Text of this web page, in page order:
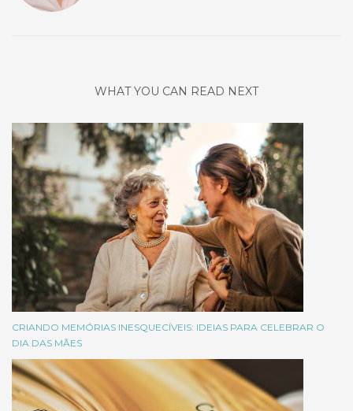
WHAT YOU CAN READ NEXT
CRIANDO MEMÓRIAS INESQUECÍVEIS: IDEIAS PARA CELEBRAR O
DIA DAS MÃES